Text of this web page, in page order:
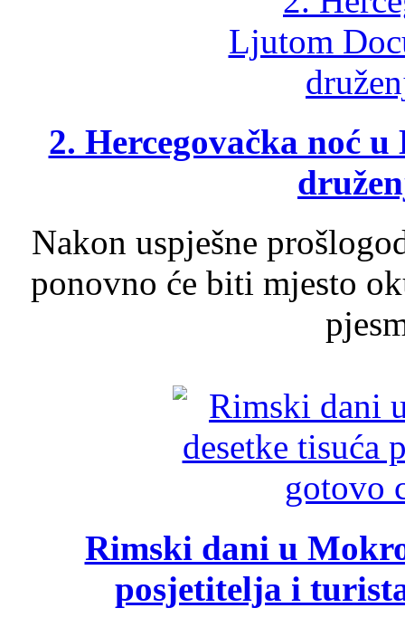
2. Hercegovačka noć
Nakon uspješne
ponovno će biti mjesto
Rimski dani u
posjetitelja i